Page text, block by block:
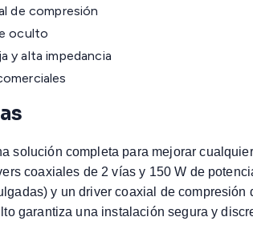
de compresión
oculto
y alta impedancia
solución completa para mejorar
coaxiales de 2 vías y 150 W de
y un driver coaxial de
garantiza una instalación segura y